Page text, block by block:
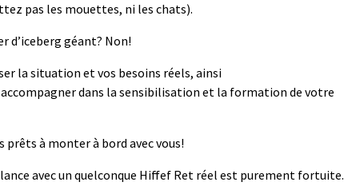
pas les mouettes, ni les chats).
d’iceberggéant? Non!
la situation et vos besoins réels, ainsi
accompagner dans la sensibilisation et la formation de votre
à monter à bord avec vous!
avec un quelconque Hiffef Ret réel est purement fortuite.